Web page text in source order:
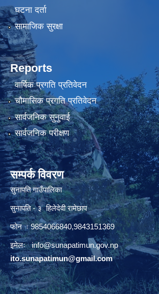
घटना दर्ता
सामाजिक सुरक्षा
Reports
वार्षिक प्रगति प्रतिवेदन
चौमासिक प्रगति प्रतिवेदन
सार्वजनिक सुनुवाई
सार्वजनिक परीक्षण
सम्पर्क विवरण
सुनापति गाउँपालिका
सुनापति - ३ हिलेदेवी रामेछाप
फोन ः 9854066840,9843151369
इमेलः info@sunapatimun.gov.np
ito.sunapatimun@gmail.com